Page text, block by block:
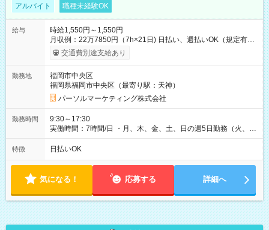
アルバイト 職種未経験OK
給与
時給1,550円～1,550円
月収例：22万7850円（7h×21日) 日払い、週払いOK（規定有
り） 【試用期間】試用期間なし
交通費別途支給あり
勤務地
福岡市中央区
福岡県福岡市中央区（最寄り駅：天神）
パーソルマーケティング株式会社
勤務時間
9:30～17:30
実働時間：7時間/日 ・月、木、金、土、日の週5日勤務（火、水
は固定休です／GW、お盆、年末年始等、長期休暇有り！） ・
ワンシフト！ ・残業ほぼナシ（0～5h/月）
特徴 日払いOK
気になる！ 応募する 詳細へ